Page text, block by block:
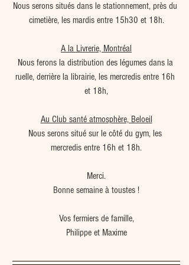
Nous serons situés dans le stationnement, près du
cimetière, les mardis entre 15h30 et 18h.
A la Livrerie, Montréal
Nous ferons la distribution des légumes dans la
ruelle, derrière la librairie, les mercredis entre 16h
et 18h,
Au Club santé atmosphère, Beloeil
Nous serons situé sur le côté du gym, les
mercredis entre 16h et 18h.
Merci.
Bonne semaine à toustes !
Vos fermiers de famille,
Philippe et Maxime